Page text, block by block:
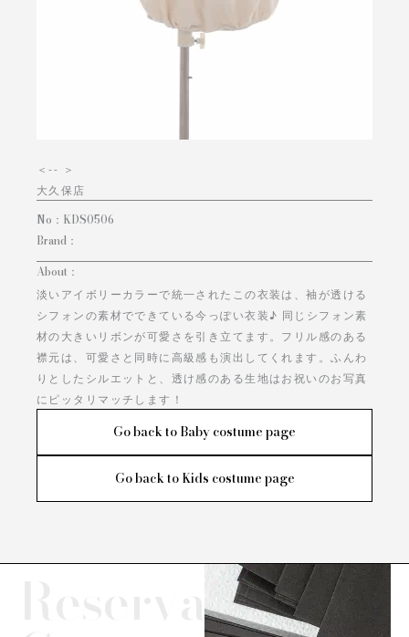
＜-- ＞
大久保店
No： KDS0506
Brand：
About：
淡いアイボリーカラーで統一されたこの衣装は、袖が透ける
シフォンの素材でできている今っぽい衣装♪ 同じシフォン素
材の大きいリボンが可愛さを引き立てます。フリル感のある
襟元は、可愛さと同時に高級感も演出してくれます。ふんわ
りとしたシルエットと、透け感のある生地はお祝いのお写真
にピッタリマッチします！
Go back to Baby costume page
Go back to Kids costume page
Reservation/